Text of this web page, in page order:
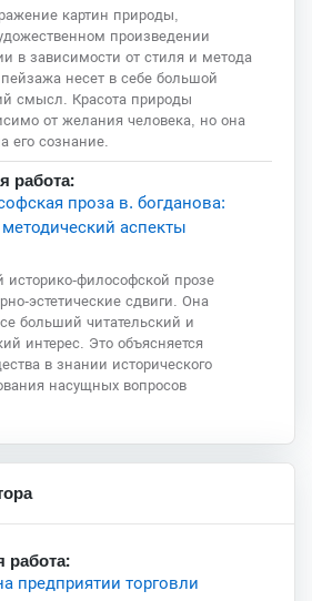
картин природы,
произведении
в зависимости от стиля и метода
пейзажа несет в себе большой
смысл. Красота природы
от желания человека, но она
его сознание.
работа:
проза в. богданова:
аспекты
историко-философской прозе
эстетические сдвиги. Она
больший читательский и
интерес. Это объясняется
в знании исторического
насущных вопросов
работа:
предприятии торговли